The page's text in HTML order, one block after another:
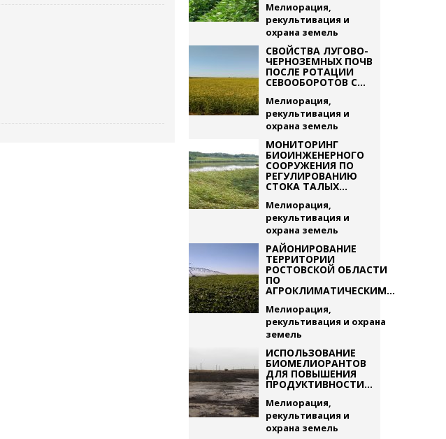
Мелиорация,
рекультивация и
охрана земель
СВОЙСТВА ЛУГОВО-
ЧЕРНОЗЕМНЫХ ПОЧВ
ПОСЛЕ РОТАЦИИ
СЕВООБОРОТОВ С...
Мелиорация,
рекультивация и
охрана земель
МОНИТОРИНГ
БИОИНЖЕНЕРНОГО
СООРУЖЕНИЯ ПО
РЕГУЛИРОВАНИЮ
СТОКА ТАЛЫХ...
Мелиорация,
рекультивация и
охрана земель
РАЙОНИРОВАНИЕ
ТЕРРИТОРИИ
РОСТОВСКОЙ ОБЛАСТИ
ПО
АГРОКЛИМАТИЧЕСКИМ...
Мелиорация,
рекультивация и охрана
земель
ИСПОЛЬЗОВАНИЕ
БИОМЕЛИОРАНТОВ
ДЛЯ ПОВЫШЕНИЯ
ПРОДУКТИВНОСТИ...
Мелиорация,
рекультивация и
охрана земель